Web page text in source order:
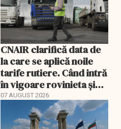
CNAIR clarifică data de
la care se aplică noile
tarife rutiere. Când intră
în vigoare rovinieta și
TollRo
07 AUGUST 2026